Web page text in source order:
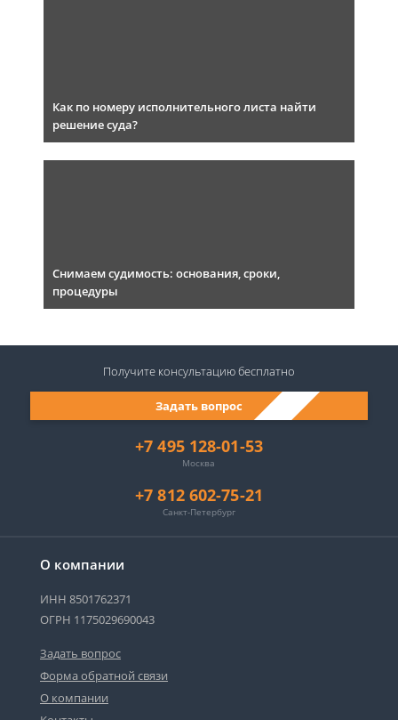
Как по номеру исполнительного листа найти
решение суда?
Снимаем судимость: основания, сроки,
процедуры
О компании
ИНН 8501762371
ОГРН 1175029690043
Задать вопрос
Форма обратной связи
О компании
+7 495 128-01-53
Москва
+7 812 602-75-21
Санкт-Петербург
Задать вопрос
Получите консультациюбесплатно